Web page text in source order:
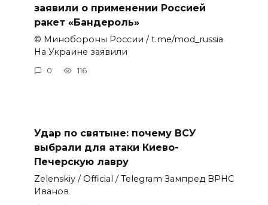
заявили о применении Россией
ракет «Бандероль»
© Минобороны России / t.me/mod_russia
На Украине заявили
0 116
Удар по святыне: почему ВСУ
выбрали для атаки Киево-
Печерскую лавру
Zеlеnskiу / Оfficiаl / Telegram Зампред ВРНС
Иванов